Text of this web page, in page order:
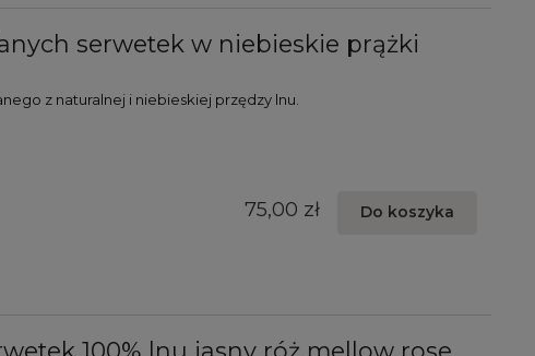
serwetek w niebieskie prążki
z naturalnej i niebieskiej przędzy lnu.
75,00 zł Do koszyka